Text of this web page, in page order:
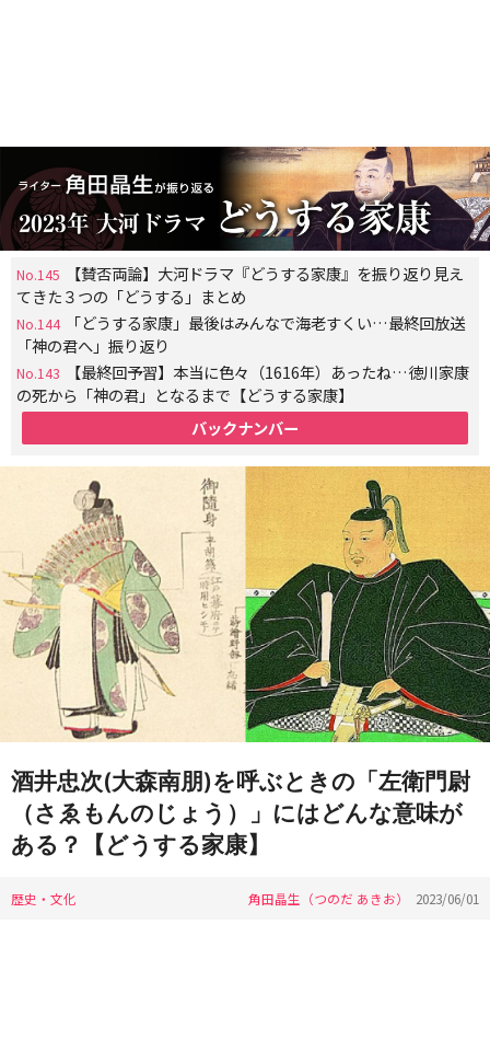
No.145
【賛否両論】大河ドラマ『どうする家康』を振り返り見え
てきた３つの「どうする」まとめ
No.144
「どうする家康」最後はみんなで海老すくい…最終回放送
「神の君へ」振り返り
No.143
【最終回予習】本当に色々（1616年）あったね…徳川家康
の死から「神の君」となるまで【どうする家康】
バックナンバー
酒井忠次(大森南朋)を呼ぶときの「左衛門尉
（さゑもんのじょう）」にはどんな意味が
ある？【どうする家康】
歴史・文化 角田晶生（つのだ あきお） 2023/06/01